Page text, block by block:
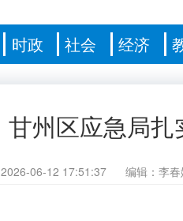
时政 社会 经济
甘州区应急局扎
2026-06-12 17:51:37 编辑：李